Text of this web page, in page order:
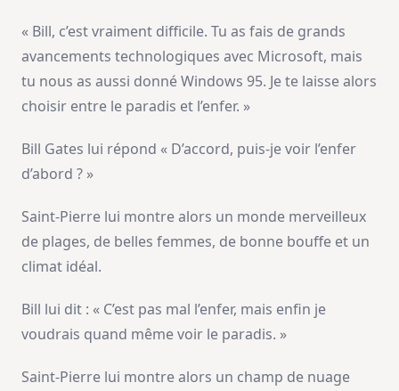
« Bill, c’est vraiment difficile. Tu as fais de grands
avancements technologiques avec Microsoft, mais
tu nous as aussi donné Windows 95. Je te laisse alors
choisir entre le paradis et l’enfer. »
Bill Gates lui répond « D’accord, puis-je voir l’enfer
d’abord ? »
Saint-Pierre lui montre alors un monde merveilleux
de plages, de belles femmes, de bonne bouffe et un
climat idéal.
Bill lui dit : « C’est pas mal l’enfer, mais enfin je
voudrais quand même voir le paradis. »
Saint-Pierre lui montre alors un champ de nuage